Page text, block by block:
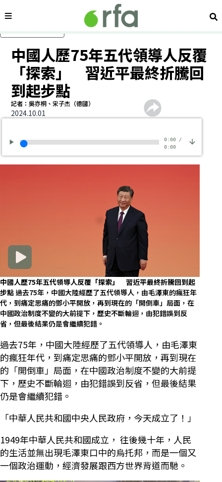
內容分類 搜
中國人歷75年五代領導人反覆
「探索」 習近平最終折騰回
到起步點
記者：吳亦桐、宋子杰（德國）
2024.10.01
0:00/
0:00
中國人歷75年五代領導人反覆「探索」 習近平最終折騰回到起
步點 過去75年，中國大陸經歷了五代領導人，由毛澤東的瘋狂年
代，到痛定思痛的鄧小平開放，再到現在的「開倒車」局面，在
中國政治制度不變的大前提下，歷史不斷輪迴，由犯錯誤到反
省，但最後結果仍是會繼續犯錯。
過去75年，中國大陸經歷了五代領導人，由毛澤東
的瘋狂年代，到痛定思痛的鄧小平開放，再到現在
的「開倒車」局面，在中國政治制度不變的大前提
下，歷史不斷輪迴，由犯錯誤到反省，但最後結果
仍是會繼續犯錯。
「中華人民共和國中央人民政府，今天成立了！」
1949年中華人民共和國成立， 往後幾十年，人民
的生活並無出現毛澤東口中的烏托邦，而是一個又
一個政治運動，經濟發展跟西方世界背道而馳。